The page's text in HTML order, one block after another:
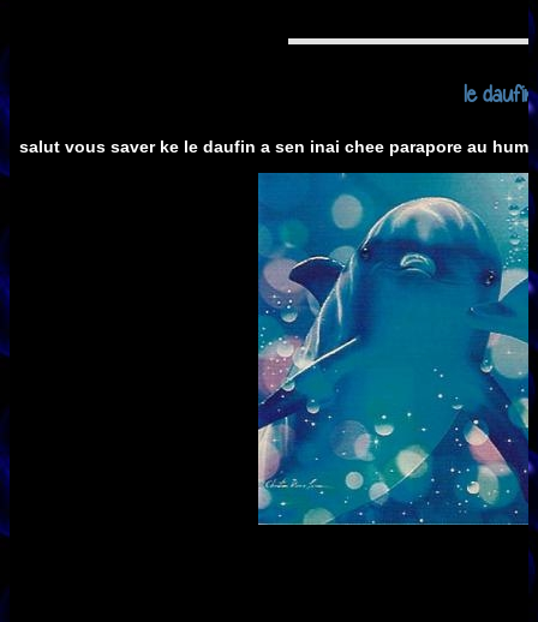
le daufin
salut vous saver ke le daufin a sen inai chee parapore au